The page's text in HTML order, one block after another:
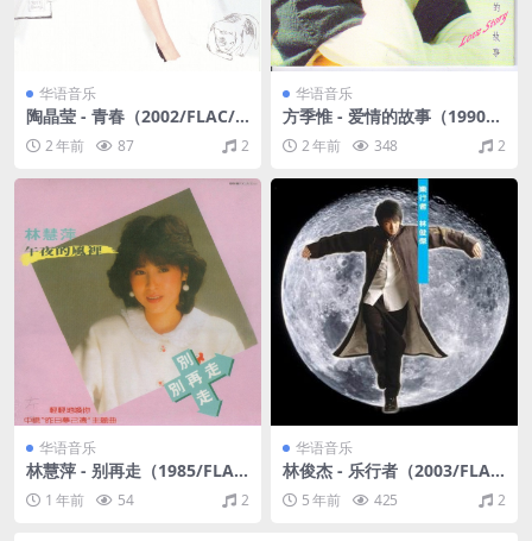
华语音乐
陶晶莹 - 青春（2002/FLAC/
分轨/253M）
2 年前 87 2
华语音乐
方季惟 - 爱情的故事（1990/F
LAC/分轨/254M）
2 年前 348 2
华语音乐
林慧萍 - 别再走（1985/FLA
C/分轨/292M）
1 年前 54 2
华语音乐
林俊杰 - 乐行者（2003/FLA
C/分轨/269M）
5 年前 425 2